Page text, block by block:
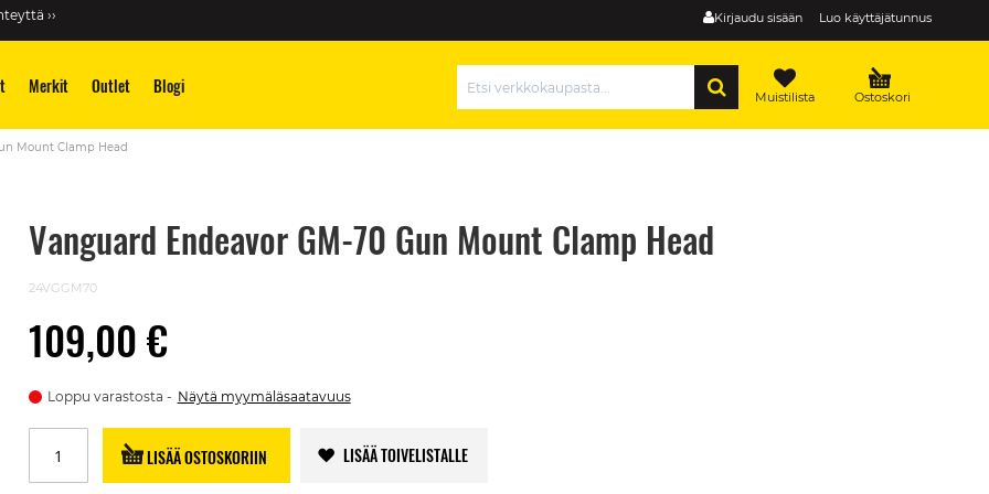
Kirjaudu sisään Luo käyttäjätunnus
››
Merkit Outlet Blogi Ostoskori
Muistilista
Mount Clamp Head
Vanguard Endeavor GM-70 Gun Mount Clamp Head
24VGGM70
109,00 €
Loppu varastosta Näytä myymäläsaatavuus
LISÄÄ OSTOSKORIIN LISÄÄ TOIVELISTALLE